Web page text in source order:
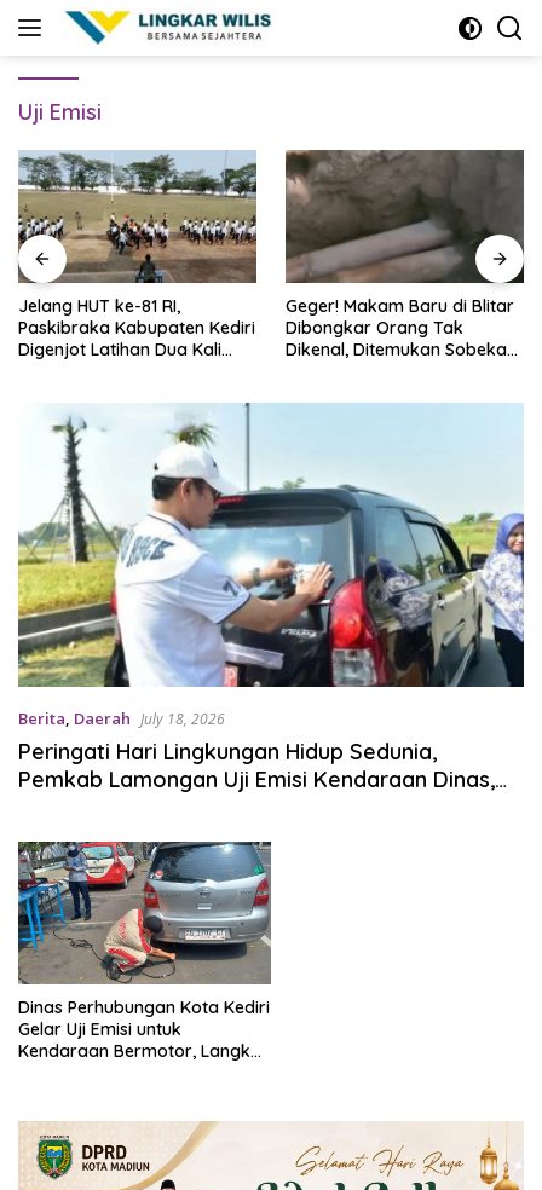
Uji Emisi
Jelang HUT ke-81 RI,
Paskibraka Kabupaten Kediri
Digenjot Latihan Dua Kali
Geger! Makam Baru di Blitar
Dibongkar Orang Tak
Dikenal, Ditemukan Sobekan
Berita, Daerah July 18, 2026
Peringati Hari Lingkungan Hidup Sedunia,
Pemkab Lamongan Uji Emisi Kendaraan Dinas,
Dinas Perhubungan Kota Kediri
Gelar Uji Emisi untuk
Kendaraan Bermotor, Langkah